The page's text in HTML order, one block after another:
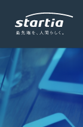
サービス
SERVICE